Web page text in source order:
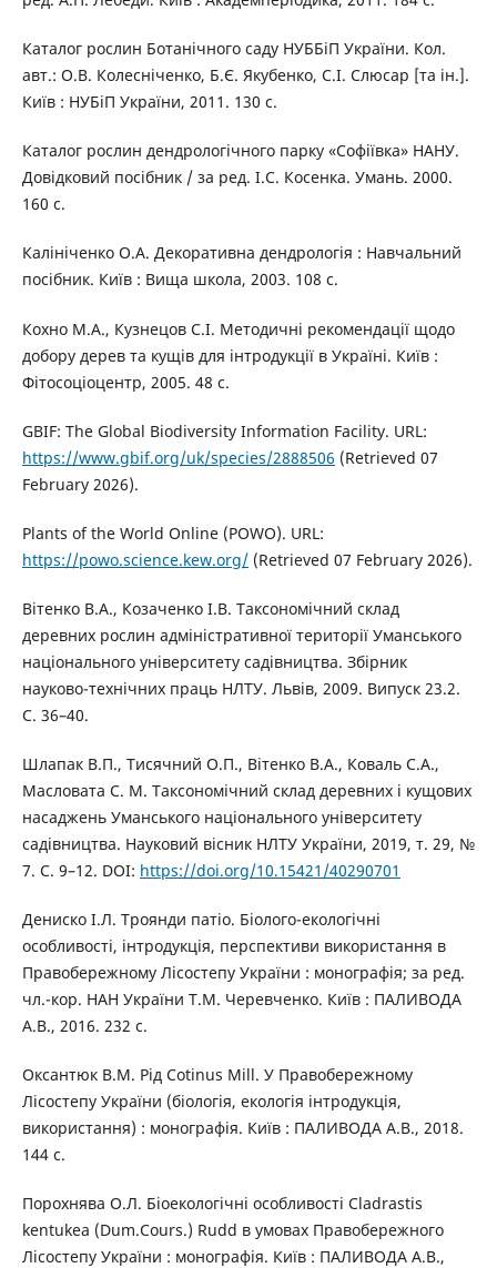
Каталог рослин Ботанічного саду НУББіП України. Кол.
авт.: О.В. Колесніченко, Б.Є. Якубенко, С.І. Слюсар [та ін.].
Київ : НУБіП України, 2011. 130 с.
Каталог рослин дендрологічного парку «Софіївка» НАНУ.
Довідковий посібник / за ред. І.С. Косенка. Умань. 2000.
160 с.
Калініченко О.А. Декоративна дендрологія : Навчальний
посібник. Київ : Вища школа, 2003. 108 с.
Кохно М.А., Кузнецов С.І. Методичні рекомендації щодо
добору дерев та кущів для інтродукції в Україні. Київ :
Фітосоціоцентр, 2005. 48 с.
GBIF: Тhe Global Biodiversity Information Facility. URL:
https://www.gbif.org/uk/species/2888506 (Retrieved 07
February 2026).
Plants of the World Online (POWO). URL:
https://powo.science.kew.org/(Retrieved 07 February 2026).
Вітенко В.А., Козаченко І.В. Таксономічний склад
деревних рослин адміністративної території Уманського
національного університету садівництва. Збірник
науково-технічних праць НЛТУ. Львів, 2009. Випуск 23.2.
С. 36–40.
Шлапак В.П., Тисячний О.П., Вітенко В.А., Коваль С.А.,
Масловата С. М. Таксономічний склад деревних і кущових
насаджень Уманського національного університету
садівництва. Науковий вісник НЛТУ України, 2019, т. 29, №
7. C. 9–12. DOI: https://doi.org/10.15421/40290701
Дениско І.Л. Троянди патіо. Біолого-екологічні
особливості, інтродукція, перспективи використання в
Правобережному Лісостепу України : монографія; за ред.
чл.-кор. НАН України Т.М. Черевченко. Київ : ПАЛИВОДА
А.В., 2016. 232 с.
Оксантюк В.М. Рід Cotinus Mill. У Правобережному
Лісостепу України (біологія, екологія інтродукція,
використання) : монографія. Київ : ПАЛИВОДА А.В., 2018.
144 с.
Порохнява О.Л. Біоекологічні особливості Cladrastis
kentukea (Dum.Cours.) Rudd в умовах Правобережного
Лісостепу України : монографія. Київ : ПАЛИВОДА А.В.,